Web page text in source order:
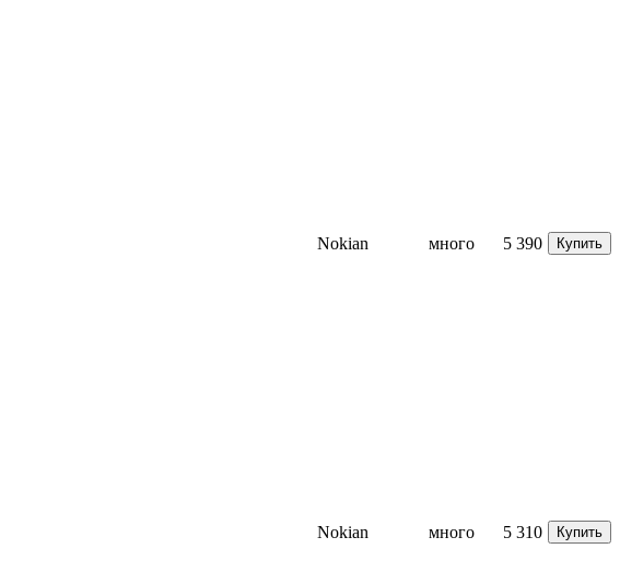
Nokian много 5 390 Купить
Nokian много 5 310 Купить